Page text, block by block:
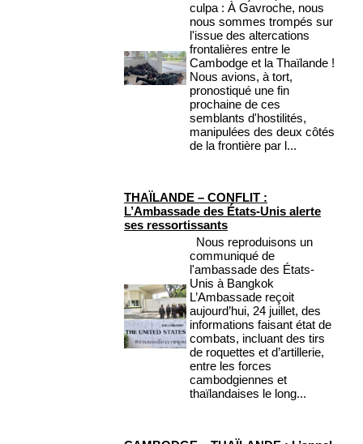
culpa : À Gavroche, nous
nous sommes trompés sur
l'issue des altercations
frontalières entre le
Cambodge et la Thaïlande !
Nous avions, à tort,
pronostiqué une fin
prochaine de ces
semblants d'hostilités,
manipulées des deux côtés
de la frontière par l...
THAÏLANDE – CONFLIT :
L’Ambassade des États-Unis alerte
ses ressortissants
Nous reproduisons un
communiqué de
l'ambassade des États-
Unis à Bangkok
L’Ambassade reçoit
aujourd’hui, 24 juillet, des
informations faisant état de
combats, incluant des tirs
de roquettes et d’artillerie,
entre les forces
cambodgiennes et
thaïlandaises le long...